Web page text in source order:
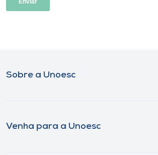
Sobre a Unoesc
Venha para a Unoesc